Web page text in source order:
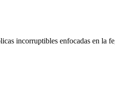
incorruptibles enfocadas en la